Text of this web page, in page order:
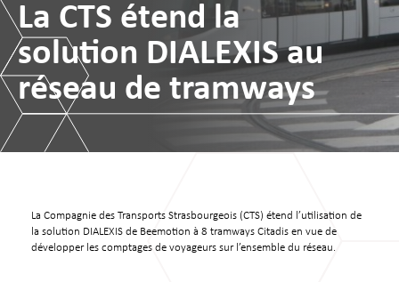
La CTS étend la
solution DIALEXIS au
réseau de tramways
La Compagnie des Transports Strasbourgeois (CTS) étend l’utilisation de
la solution DIALEXIS de Beemotion à 8 tramways Citadis en vue de
développer les comptages de voyageurs sur l’ensemble du réseau.